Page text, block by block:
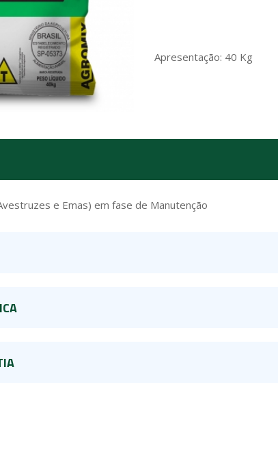
Apresentação: 40 Kg
e Emas) em fase de Manutenção